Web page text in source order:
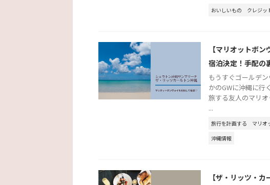
おいしいもの クレジッ
【マリオットボ
宿泊決定！手配の
もうすぐゴールデ
かのGWに沖縄に行
旅する友人のマリ
...
旅行を計画する マリオ
沖縄情報
【ザ・リッツ・